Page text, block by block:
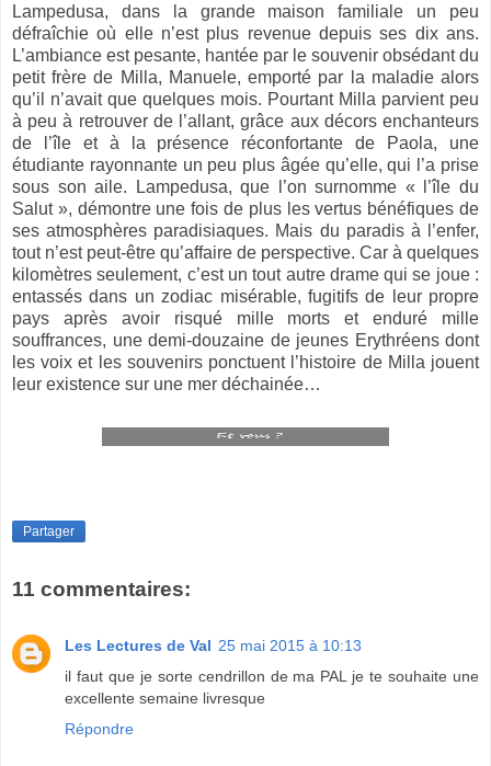
Lampedusa, dans la grande maison familiale un peu
défraîchie où elle n’est plus revenue depuis ses dix ans.
L’ambiance est pesante, hantée par le souvenir obsédant du
petit frère de Milla, Manuele, emporté par la maladie alors
qu’il n’avait que quelques mois. Pourtant Milla parvient peu
à peu à retrouver de l’allant, grâce aux décors enchanteurs
de l’île et à la présence réconfortante de Paola, une
étudiante rayonnante un peu plus âgée qu’elle, qui l’a prise
sous son aile. Lampedusa, que l’on surnomme « l’île du
Salut », démontre une fois de plus les vertus bénéfiques de
ses atmosphères paradisiaques. Mais du paradis à l’enfer,
tout n’est peut-être qu’affaire de perspective. Car à quelques
kilomètres seulement, c’est un tout autre drame qui se joue :
entassés dans un zodiac misérable, fugitifs de leur propre
pays après avoir risqué mille morts et enduré mille
souffrances, une demi-douzaine de jeunes Erythréens dont
les voix et les souvenirs ponctuent l’histoire de Milla jouent
leur existence sur une mer déchainée…
Partager
11 commentaires:
Les Lectures de Val 25 mai 2015 à 10:13
il faut que je sorte cendrillon de ma PAL je te souhaite une
excellente semaine livresque
Répondre